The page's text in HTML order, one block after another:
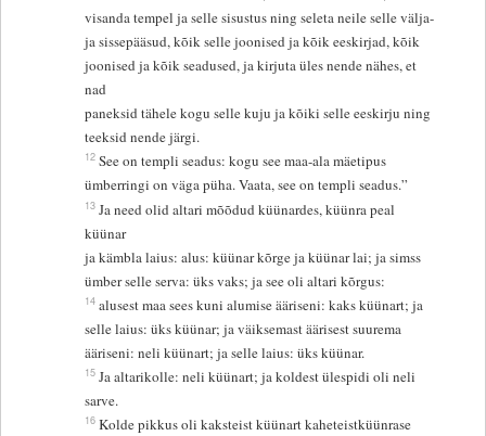
visanda tempel ja selle sisustus ning seleta neile selle välja-
ja sissepääsud, kõik selle joonised ja kõik eeskirjad, kõik
joonised ja kõik seadused, ja kirjuta üles nende nähes, et
nad
paneksid tähele kogu selle kuju ja kõiki selle eeskirju ning
teeksid nende järgi.
12 See on templi seadus: kogu see maa-ala mäetipus
ümberringi on väga püha. Vaata, see on templi seadus.”
13 Ja need olid altari mõõdud küünardes, küünra peal
küünar
ja kämbla laius: alus: küünar kõrge ja küünar lai; ja simss
ümber selle serva: üks vaks; ja see oli altari kõrgus:
14 alusest maa sees kuni alumise ääriseni: kaks küünart; ja
selle laius: üks küünar; ja väiksemast äärisest suurema
ääriseni: neli küünart; ja selle laius: üks küünar.
15 Ja altarikolle: neli küünart; ja koldest ülespidi oli neli
sarve.
16 Kolde pikkus oli kaksteist küünart kaheteistküünrase